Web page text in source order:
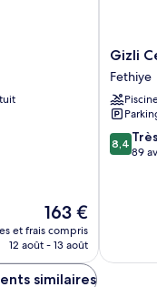
Le
nouveau
prix
de
163 €
et frais compris
12 août - 13 août
Gizli
Cennet
Villages
Hotel
Fethiye
Gizli
Fethiye
8.4
sur
8,4
89
similaires